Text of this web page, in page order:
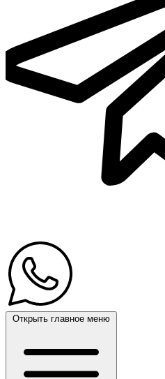
Открыть главное меню